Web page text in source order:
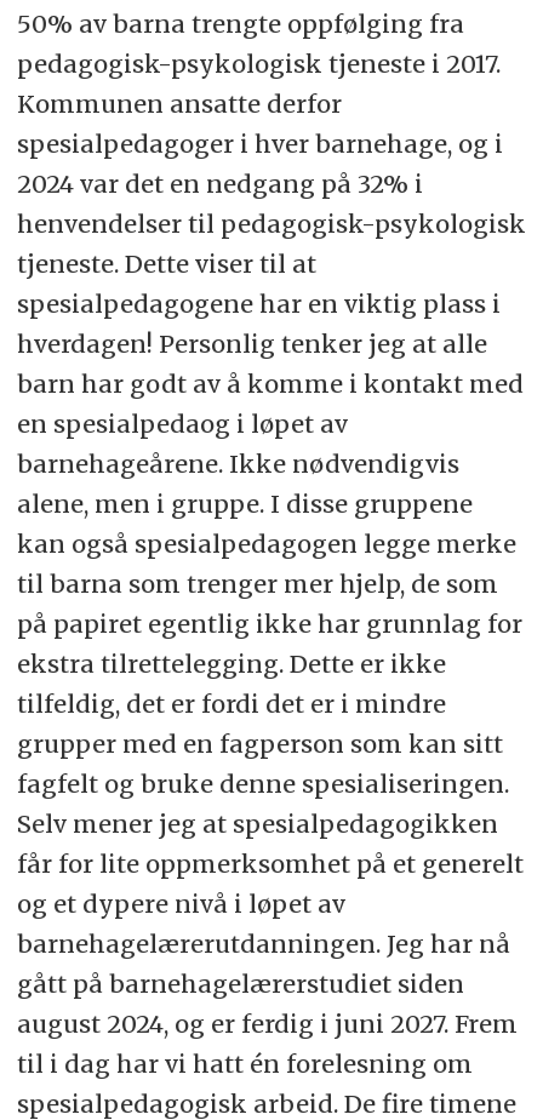
50% av barna trengte oppfølging fra
pedagogisk-psykologisk tjeneste i 2017.
Kommunen ansatte derfor
spesialpedagoger i hver barnehage, og i
2024 var det en nedgang på 32% i
henvendelser til pedagogisk-psykologisk
tjeneste. Dette viser til at
spesialpedagogene har en viktig plass i
hverdagen! Personlig tenker jeg at alle
barn har godt av å komme i kontakt med
en spesialpedaog i løpet av
barnehageårene. Ikke nødvendigvis
alene, men i gruppe. I disse gruppene
kan også spesialpedagogen legge merke
til barna som trenger mer hjelp, de som
på papiret egentlig ikke har grunnlag for
ekstra tilrettelegging. Dette er ikke
tilfeldig, det er fordi det er i mindre
grupper med en fagperson som kan sitt
fagfelt og bruke denne spesialiseringen.
Selv mener jeg at spesialpedagogikken
får for lite oppmerksomhet på et generelt
og et dypere nivå i løpet av
barnehagelærerutdanningen. Jeg har nå
gått på barnehagelærerstudiet siden
august 2024, og er ferdig i juni 2027. Frem
til i dag har vi hatt én forelesning om
spesialpedagogisk arbeid. De fire timene